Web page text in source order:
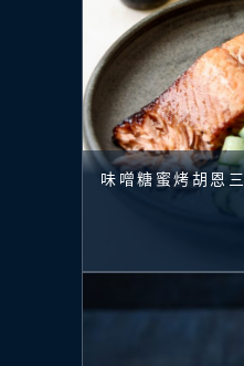
味噌糖蜜烤胡恩